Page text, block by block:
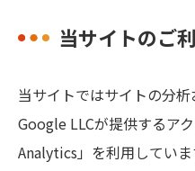
当サイトのご
当サイトではサイトの分
Google LLCが提供するア
Analytics」を利用していま